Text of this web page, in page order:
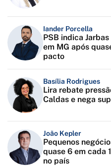
Iander Porcella
PSB indica
em MG após
pacto
Basília Rodrigues
Lira rebate
Caldas e nega
João Kepler
Pequenos
quase 6 em cada
no país